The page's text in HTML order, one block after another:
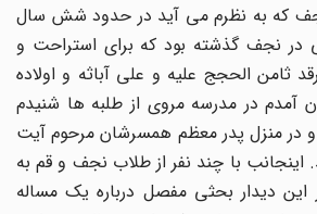
که به نظرم می آید در حدود شش سال
در نجف گذشته بود که برای استراحت و
ثامن الحجج علیه و علی آباثه و اولاده
آمدم در مدرسه مروی از طلبه ها شنیدم
و در منزل پدر معظم همسرشان مرحوم آیت
اینجانب با چند نفر از طلاب نجف و قم به
دیدار بحثی مفصل درباره یک مساله